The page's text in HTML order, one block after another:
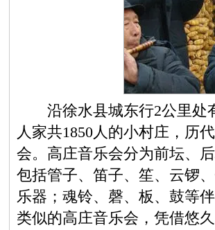
沿徐水县城东行2公里处
人家共1850人的小村庄，
会。高庄音乐会分为前坛、
包括管子、笛子、笙、云锣
乐器；魂铃、磬、板、鼓等
类似的高庄音乐会，凭借悠